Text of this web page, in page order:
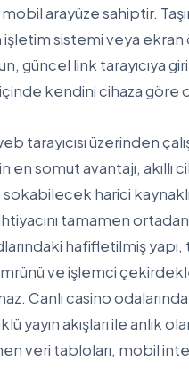
arayüze sahiptir.
işletim sistemi veya
güncel link tarayıcıya
kendini cihaza göre
tarayıcısı üzerinden
en somut avantajı, akıllı
harici kaynaklı
tamamen ortadan
hafifletilmiş
ve işlemci
Canlı casino
yayın akışları ile anlık
veri tabloları, mobil